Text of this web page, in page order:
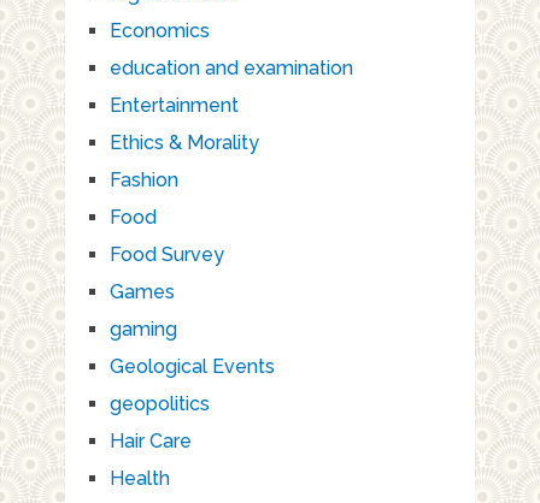
Economics
education and examination
Entertainment
Ethics & Morality
Fashion
Food
Food Survey
Games
gaming
Geological Events
geopolitics
Hair Care
Health